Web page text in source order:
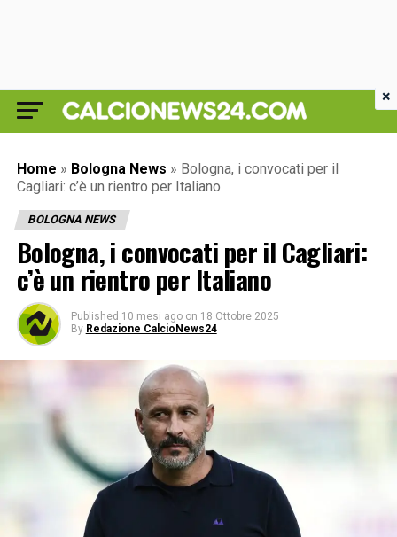
Home » Bologna News » Bologna, i convocati per il
Cagliari: c’è un rientro per Italiano
BOLOGNA NEWS
Bologna, i convocati per il Cagliari:
c’è un rientro per Italiano
Published 10 mesi ago on 18 Ottobre 2025
By Redazione CalcioNews24
×